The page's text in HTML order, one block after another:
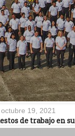
octubre 19, 2021
de trabajo en